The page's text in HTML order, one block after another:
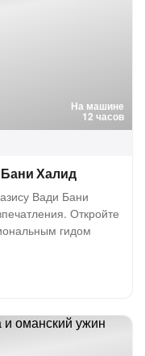
На машине
12 часов
Халид
Вади Бани
Откройте
гидом